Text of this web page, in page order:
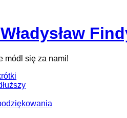
módl się za nami!